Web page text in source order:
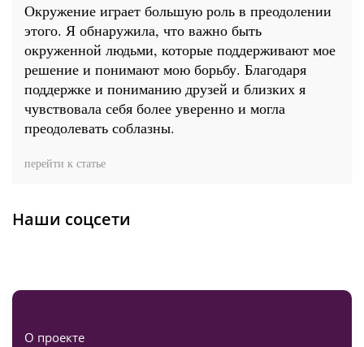
Окружение играет большую роль в преодолении
этого. Я обнаружила, что важно быть
окруженной людьми, которые поддерживают мое
решение и понимают мою борьбу. Благодаря
поддержке и пониманию друзей и близких я
чувствовала себя более уверенно и могла
преодолевать соблазны.
перейти к статье
Наши соцсети
О проекте